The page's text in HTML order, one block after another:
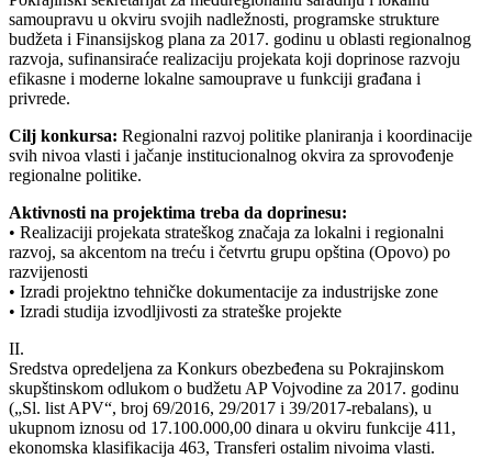
samoupravu u okviru svojih nadležnosti, programske strukture
budžeta i Finansijskog plana za 2017. godinu u oblasti regionalnog
razvoja, sufinansiraće realizaciju projekata koji doprinose razvoju
efikasne i moderne lokalne samouprave u funkciji građana i
privrede.
Cilj konkursa: Regionalni razvoj politike planiranja i koordinacije
svih nivoa vlasti i jačanje institucionalnog okvira za sprovođenje
regionalne politike.
Aktivnosti na projektima treba da doprinesu:
• Realizaciji projekata strateškog značaja za lokalni i regionalni
razvoj, sa akcentom na treću i četvrtu grupu opština (Opovo) po
razvijenosti
• Izradi projektno tehničke dokumentacije za industrijske zone
• Izradi studija izvodljivosti za strateške projekte
II.
Sredstva opredeljena za Konkurs obezbeđena su Pokrajinskom
skupštinskom odlukom o budžetu AP Vojvodine za 2017. godinu
(„Sl. list APV“, broj 69/2016, 29/2017 i 39/2017-rebalans), u
ukupnom iznosu od 17.100.000,00 dinara u okviru funkcije 411,
ekonomska klasifikacija 463, Transferi ostalim nivoima vlasti.